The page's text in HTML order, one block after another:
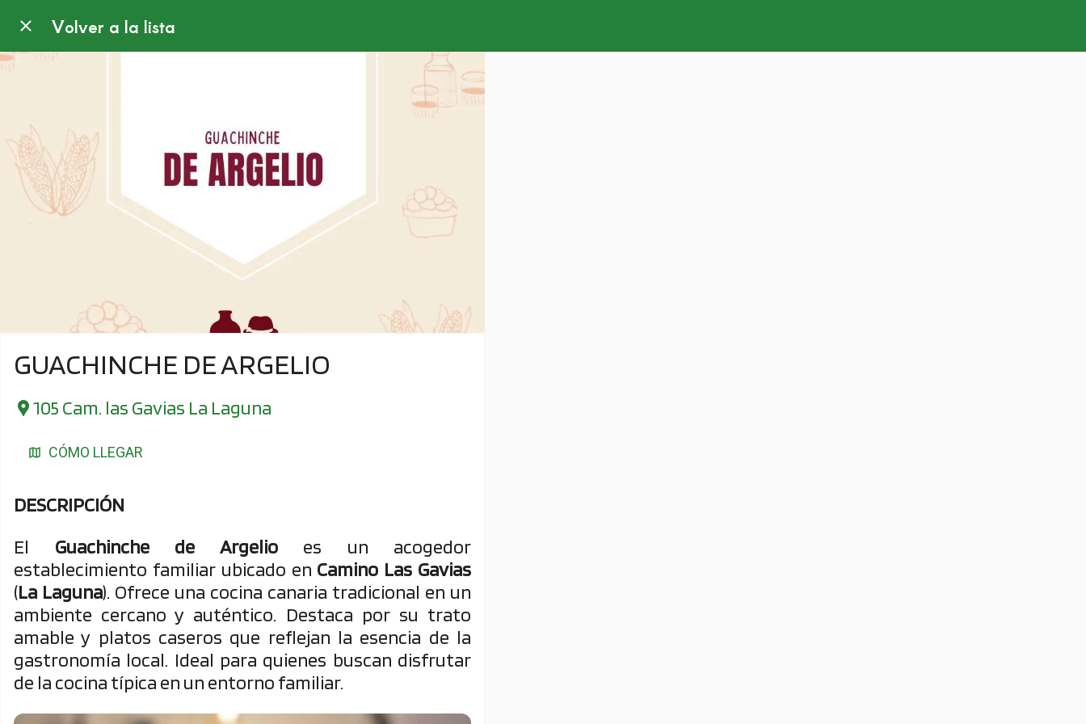
Volver a la lista
GUACHINCHE DE ARGELIO
105 Cam. las Gavias La Laguna
CÓMO LLEGAR
DESCRIPCIÓN
El Guachinche de Argelioes un acogedor
establecimiento familiar ubicado en Camino Las Gavias
(La Laguna). Ofrece una cocina canaria tradicional en un
ambiente cercano y auténtico. Destaca por su trato
amable y platos caseros que reflejan la esencia de la
gastronomía local. Ideal para quienes buscan disfrutar
de la cocina típica en un entorno familiar.